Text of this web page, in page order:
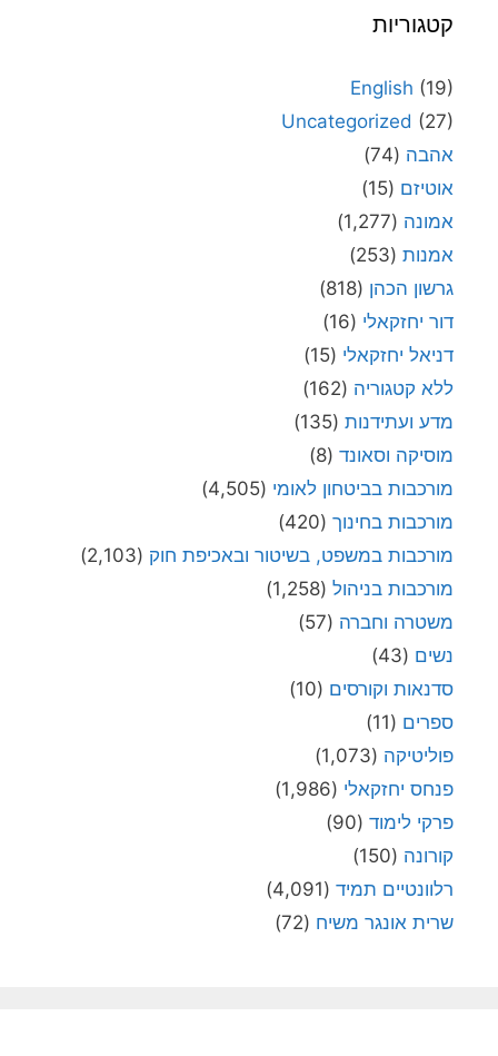
קטגוריות
English (19)
Uncategorized (27)
אהבה (74)
אוטיזם (15)
אמונה (1,277)
אמנות (253)
גרשון הכהן (818)
דור יחזקאלי (16)
דניאל יחזקאלי (15)
ללא קטגוריה (162)
מדע ועתידנות (135)
מוסיקה וסאונד (8)
מורכבות בביטחון לאומי (4,505)
מורכבות בחינוך (420)
מורכבות במשפט, בשיטור ובאכיפת חוק (2,103)
מורכבות בניהול (1,258)
משטרה וחברה (57)
נשים (43)
סדנאות וקורסים (10)
ספרים (11)
פוליטיקה (1,073)
פנחס יחזקאלי (1,986)
פרקי לימוד (90)
קורונה (150)
רלוונטיים תמיד (4,091)
שרית אונגר משיח (72)